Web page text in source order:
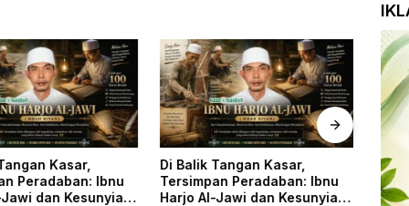
Kasar,
Peradaban: Ibnu
dan Kesunyian
Di Balik Tangan Kasar,
Tersimpan Peradaban: Ibnu
Harjo Al-Jawi dan Kesunyian